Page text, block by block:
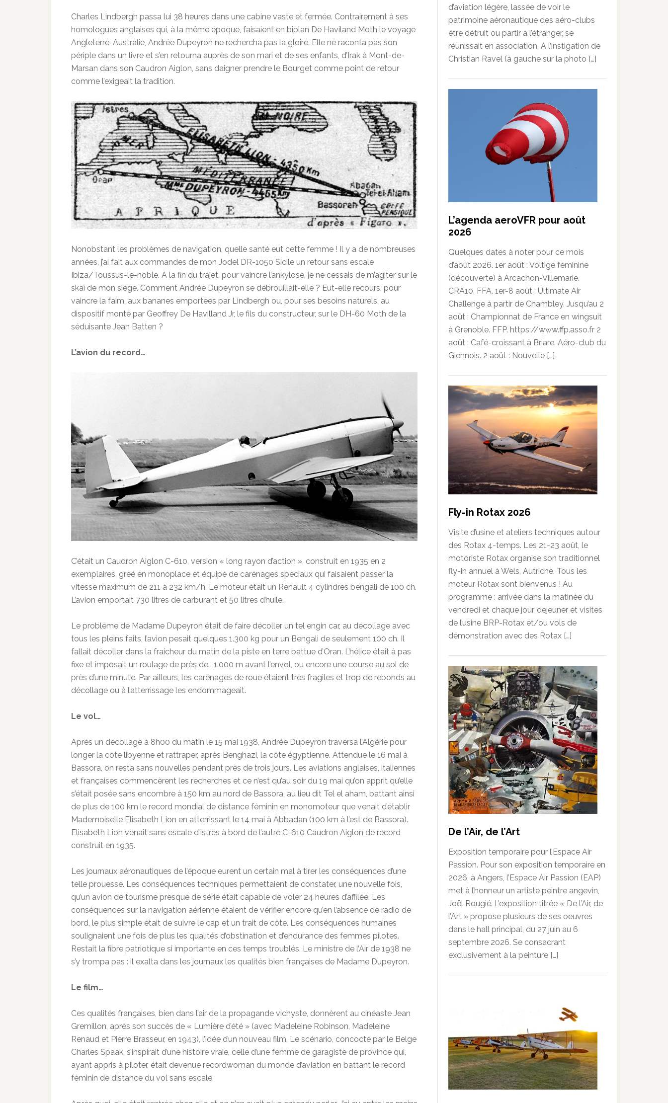
Charles Lindbergh passa lui 38 heures dans une cabine vaste et fermée. Contrairement à ses
homologues anglaises qui, à la même époque, faisaient en biplan De Haviland Moth le voyage
Angleterre-Australie, Andrée Dupeyron ne rechercha pas la gloire. Elle ne raconta pas son
périple dans un livre et s’en retourna auprès de son mari et de ses enfants, d’Irak à Mont-de-
Marsan dans son Caudron Aiglon, sans daigner prendre le Bourget comme point de retour
comme l’exigeait la tradition.
Nonobstant les problèmes de navigation, quelle santé eut cette femme ! Il y a de nombreuses
années, j’ai fait aux commandes de mon Jodel DR-1050 Sicile un retour sans escale
Ibiza/Toussus-le-noble. A la fin du trajet, pour vaincre l’ankylose, je ne cessais de m’agiter sur le
skaî de mon siège. Comment Andrée Dupeyron se débrouillait-elle ? Eut-elle recours, pour
vaincre la faim, aux bananes emportées par Lindbergh ou, pour ses besoins naturels, au
dispositif monté par Geoffrey De Havilland Jr, le fils du constructeur, sur le DH-60 Moth de la
séduisante Jean Batten ?
L’avion du record…
C’était un Caudron Aiglon C-610, version « long rayon d’action », construit en 1935 en 2
exemplaires, gréé en monoplace et équipé de carénages spéciaux qui faisaient passer la
vitesse maximum de 211 à 232 km/h. Le moteur était un Renault 4 cylindres bengali de 100 ch.
L’avion emportait 730 litres de carburant et 50 litres d’huile.
Le problème de Madame Dupeyron était de faire décoller un tel engin car, au décollage avec
tous les pleins faits, l’avion pesait quelques 1.300 kg pour un Bengali de seulement 100 ch. Il
fallait décoller dans la fraicheur du matin de la piste en terre battue d’Oran. L’hélice était à pas
fixe et imposait un roulage de près de… 1.000 m avant l’envol, ou encore une course au sol de
près d’une minute. Par ailleurs, les carénages de roue étaient très fragiles et trop de rebonds au
décollage ou à l’atterrissage les endommageait.
Le vol…
Après un décollage à 8h00 du matin le 15 mai 1938, Andrée Dupeyron traversa l’Algérie pour
longer la côte libyenne et rattraper, après Benghazi, la côte égyptienne. Attendue le 16 mai à
Bassora, on resta sans nouvelles pendant près de trois jours. Les aviations anglaises, italiennes
et françaises commencèrent les recherches et ce n’est qu’au soir du 19 mai qu’on apprit qu’elle
s’était posée sans encombre à 150 km au nord de Bassora, au lieu dit Tel el aham, battant ainsi
de plus de 100 km le record mondial de distance féminin en monomoteur que venait d’établir
Mademoiselle Elisabeth Lion en atterrissant le 14 mai à Abbadan (100 km à l’est de Bassora).
Elisabeth Lion venait sans escale d’Istres à bord de l’autre C-610 Caudron Aiglon de record
construit en 1935.
Les journaux aéronautiques de l’époque eurent un certain mal à tirer les conséquences d’une
telle prouesse. Les conséquences techniques permettaient de constater, une nouvelle fois,
qu’un avion de tourisme presque de série était capable de voler 24 heures d’affilée. Les
conséquences sur la navigation aérienne étaient de vérifier encore qu’en l’absence de radio de
bord, le plus simple était de suivre le cap et un trait de côte. Les conséquences humaines
soulignaient une fois de plus les qualités d’obstination et d’endurance des femmes pilotes.
Restait la fibre patriotique si importante en ces temps troublés. Le ministre de l’Air de 1938 ne
s’y trompa pas : il exalta dans les journaux les qualités bien françaises de Madame Dupeyron.
Le film…
Ces qualités françaises, bien dans l’air de la propagande vichyste, donnèrent au cinéaste Jean
Gremillon, après son succès de « Lumière d’été » (avec Madeleine Robinson, Madeleine
Renaud et Pierre Brasseur, en 1943), l’idée d’un nouveau film. Le scénario, concocté par le Belge
Charles Spaak, s’inspirait d’une histoire vraie, celle d’une femme de garagiste de province qui,
ayant appris à piloter, était devenue recordwoman du monde d’aviation en battant le record
féminin de distance du vol sans escale.
d’aviation légère, lassée de voir le
patrimoine aéronautique des aéro-clubs
être détruit ou partir à l’étranger, se
réunissait en association. A l’instigation de
Christian Ravel (à gauche sur la photo […]
L’agenda aeroVFR pour août
2026
Quelques dates à noter pour ce mois
d’août 2026. 1er août : Voltige féminine
(découverte) à Arcachon-Villemarie.
CRA10. FFA. 1er-8 août : Ultimate Air
Challenge à partir de Chambley. Jusqu’au 2
août : Championnat de France en wingsuit
à Grenoble. FFP. https://www.ffp.asso.fr 2
août : Café-croissant à Briare. Aéro-club du
Giennois. 2 août : Nouvelle […]
Fly-in Rotax 2026
Visite d’usine et ateliers techniques autour
des Rotax 4-temps. Les 21-23 août, le
motoriste Rotax organise son traditionnel
fly-in annuel à Wels, Autriche. Tous les
moteur Rotax sont bienvenus ! Au
programme : arrivée dans la matinée du
vendredi et chaque jour, dejeuner et visites
de l’usine BRP-Rotax et/ou vols de
démonstration avec des Rotax […]
De l’Air, de l’Art
Exposition temporaire pour l’Espace Air
Passion. Pour son exposition temporaire en
2026, à Angers, l’Espace Air Passion (EAP)
met à l’honneur un artiste peintre angevin,
Joël Rougié. L’exposition titrée « De l’Air, de
l’Art » propose plusieurs de ses oeuvres
dans le hall principal, du 27 juin au 6
septembre 2026. Se consacrant
exclusivement à la peinture […]